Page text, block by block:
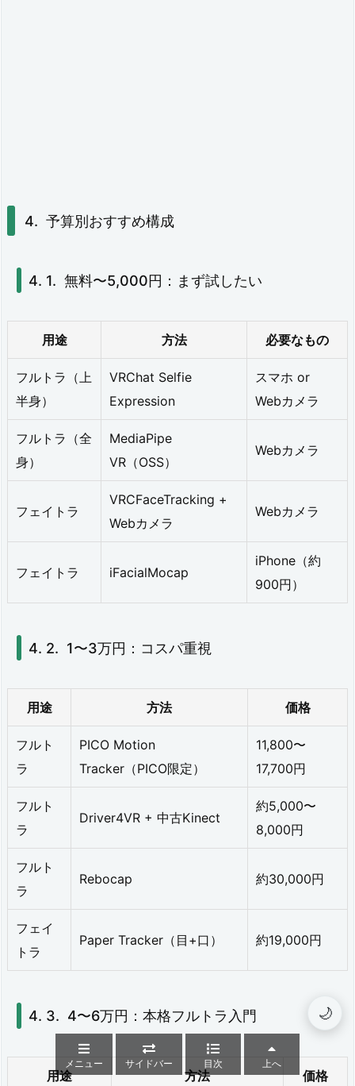
予算別おすすめ構成
無料〜5,000円：まず試したい
用途 方法 必要なもの
フルトラ（上
半身）
VRChat Selfie
Expression
スマホ or
Webカメラ
フルトラ（全
身）
MediaPipe
VR（OSS）
Webカメラ
フェイトラ
VRCFaceTracking +
Webカメラ
Webカメラ
フェイトラ iFacialMocap
iPhone（約
900円）
1〜3万円：コスパ重視
用途 方法 価格
フルト
ラ
PICO Motion
Tracker（PICO限定）
11,800〜
17,700円
フルト
ラ
Driver4VR + 中古Kinect
約5,000〜
8,000円
フルト
ラ
Rebocap 約30,000円
フェイ
トラ
Paper Tracker（目+口） 約19,000円
4〜6万円：本格フルトラ入門
用途 方法 価格
メニュー サイドバー 目次 上へ
🌙